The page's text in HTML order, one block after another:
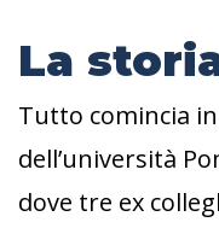
La
Tutto comincia
dell’università
dove tre ex